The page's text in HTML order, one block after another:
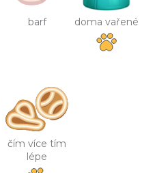
barf doma vařené
čím více tím
lépe